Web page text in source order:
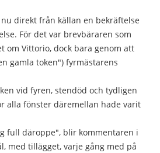
direkt från källan en bekräftelse
För det var brevbäraren som
om Vittorio, dock bara genom att
gamla token") fyrmästarens
vid fyren, stendöd och tydligen
alla fönster däremellan hade varit
full däroppe", blir kommentaren i
med tillägget, varje gång med på